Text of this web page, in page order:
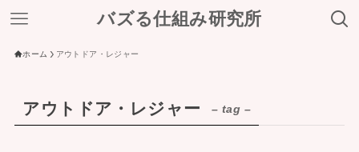
バズる仕組み研究所
ホーム アウトドア・レジャー
アウトドア・レジャー – tag –